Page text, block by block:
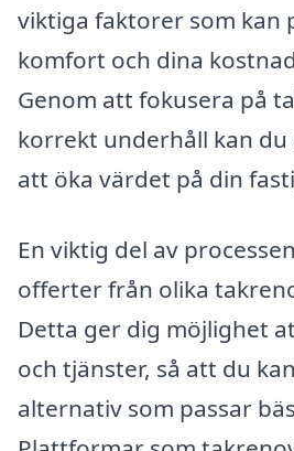
viktiga faktorer som kan
komfort och dina
Genom att fokusera på
korrekt underhåll kan du
att öka värdet på din
En viktig del av
offerter från olika
Detta ger dig möjlighet
och tjänster, så att du
alternativ som passar